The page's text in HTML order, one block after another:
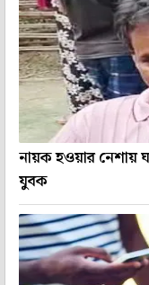
নায়ক হওয়ার নেশায়
যুবক